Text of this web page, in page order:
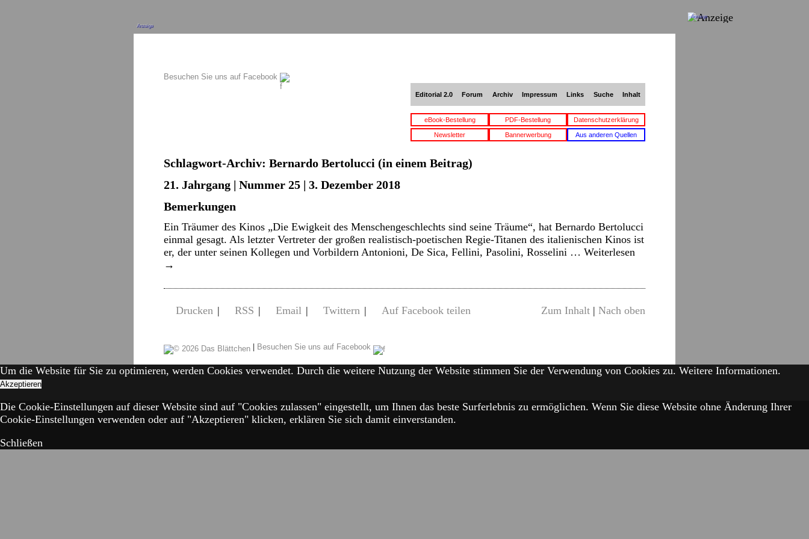
Anzeige
Besuchen Sie uns auf Facebook
Editorial 2.0 Forum Archiv Impressum Links Suche Inhalt
eBook-Bestellung PDF-Bestellung Datenschutzerklärung
Newsletter Bannerwerbung Aus anderen Quellen
Schlagwort-Archiv: Bernardo Bertolucci (in einem Beitrag)
21. Jahrgang | Nummer 25 | 3. Dezember 2018
Bemerkungen
Ein Träumer des Kinos „Die Ewigkeit des Menschengeschlechts sind seine Träume“, hat Bernardo Bertolucci
einmal gesagt. Als letzter Vertreter der großen realistisch-poetischen Regie-Titanen des italienischen Kinos ist
er, der unter seinen Kollegen und Vorbildern Antonioni, De Sica, Fellini, Pasolini, Rosselini … Weiterlesen
→
Drucken | RSS | Email | Twittern | Auf Facebook teilen Zum Inhalt | Nach oben
| Besuchen Sie uns auf Facebook
Anzeige
Um die Website für Sie zu optimieren, werden Cookies verwendet. Durch die weitere Nutzung der Website stimmen Sie der Verwendung von Cookies zu. Weitere Informationen.
Akzeptieren
Die Cookie-Einstellungen auf dieser Website sind auf "Cookies zulassen" eingestellt, um Ihnen das beste Surferlebnis zu ermöglichen. Wenn Sie diese Website ohne Änderung Ihrer
Cookie-Einstellungen verwenden oder auf "Akzeptieren" klicken, erklären Sie sich damit einverstanden.
Schließen